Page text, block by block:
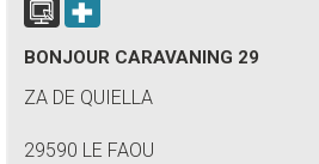
BONJOUR CARAVANING 29
ZA DE QUIELLA
29590 LE FAOU